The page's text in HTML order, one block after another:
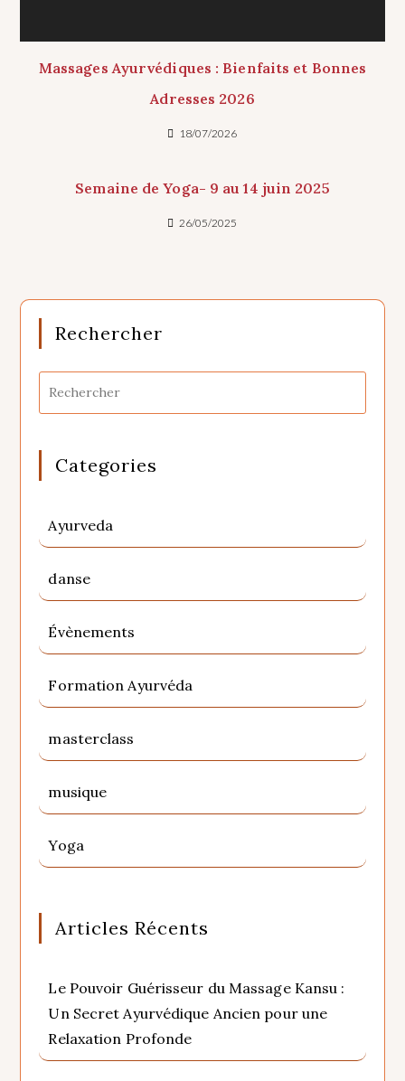
Massages Ayurvédiques : Bienfaits et Bonnes
Adresses 2026
18/07/2026
Semaine de Yoga- 9 au 14 juin 2025
26/05/2025
Rechercher
Categories
Ayurveda
danse
Évènements
Formation Ayurvéda
masterclass
musique
Yoga
Articles Récents
Le Pouvoir Guérisseur du Massage Kansu :
Un Secret Ayurvédique Ancien pour une
Relaxation Profonde